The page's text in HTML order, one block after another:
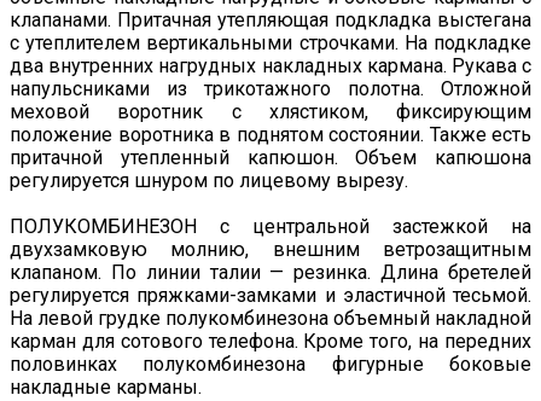
клапанами. Притачная утепляющая подкладка выстегана
с утеплителем вертикальными строчками. На подкладке
два внутренних нагрудных накладных кармана. Рукава с
напульсниками из трикотажного полотна. Отложной
меховой воротник с хлястиком, фиксирующим
положение воротника в поднятом состоянии. Также есть
притачной утепленный капюшон. Объем капюшона
регулируется шнуром по лицевому вырезу.
ПОЛУКОМБИНЕЗОН с центральной застежкой на
двухзамковую молнию, внешним ветрозащитным
клапаном. По линии талии — резинка. Длина бретелей
регулируется пряжками-замками и эластичной тесьмой.
На левой грудке полукомбинезона объемный накладной
карман для сотового телефона. Кроме того, на передних
половинках полукомбинезона фигурные боковые
накладные карманы.